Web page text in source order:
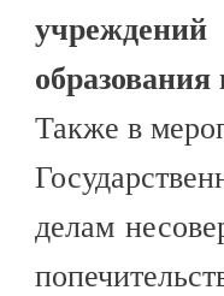
образования
Также в
делам